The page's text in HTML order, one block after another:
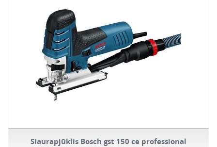
Siaurapjūklis Bosch gst 150 ce professional